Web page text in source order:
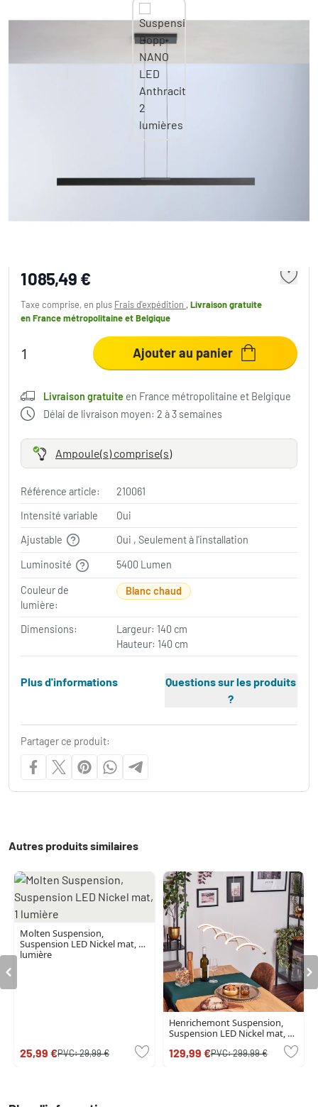
1 085,49 €
Taxe comprise, en plus Frais d'expédition ,Livraison gratuite
en France métropolitaine et Belgique
Ajouter au panier
Livraison gratuite en France métropolitaine et Belgique
Délai de livraison moyen: 2 à 3 semaines
Ampoule(s) comprise(s)
Référence article:
210061
Intensité variable
Oui
Ajustable
Oui , Seulement à l'installation
Luminosité 5400 Lumen
Couleur de
lumière:
Blanc chaud
Dimensions:
Largeur: 140 cm
Hauteur: 140 cm
Plus d'informations
Questions sur les produits
?
Partager ce produit:
Autres produits similaires
Molten Suspension,
Suspension LED Nickel mat, 1
lumière
25,99 €PVC:29,99 €
Henrichemont Suspension,
Suspension LED Nickel mat, 1
129,99 €PVC:299,99 €